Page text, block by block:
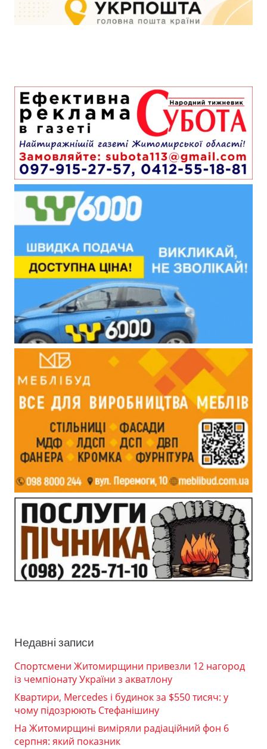
Недавні записи
Спортсмени Житомирщини привезли 12 нагород
із чемпіонату України з акватлону
Квартири, Mercedes і будинок за $550 тисяч: у
чому підозрюють Стефанішину
На Житомирщині виміряли радіаційний фон 6
серпня: який показник